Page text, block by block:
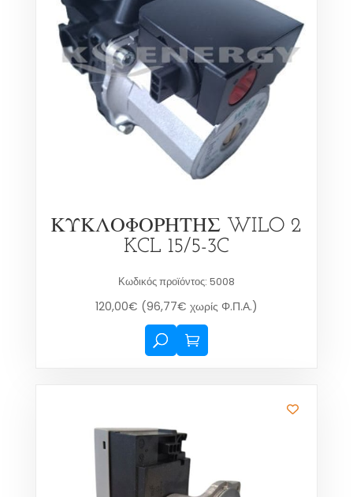
ΚΥΚΛΟΦΟΡΗΤΗΣ WILO 2
KCL 15/5-3C
Κωδικός προϊόντος: 5008
120,00€ (96,77€ χωρίς Φ.Π.Α.)